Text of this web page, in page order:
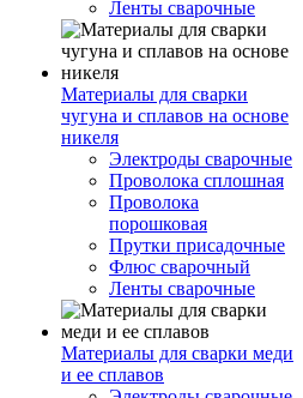
Ленты сварочные
Материалы для сварки
чугуна и сплавов на основе
никеля
Электроды сварочные
Проволока сплошная
Проволока
порошковая
Прутки присадочные
Флюс сварочный
Ленты сварочные
Материалы для сварки меди
и ее сплавов